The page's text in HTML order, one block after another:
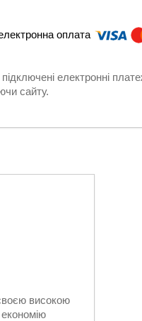
підключені електронні
сайту.
високою